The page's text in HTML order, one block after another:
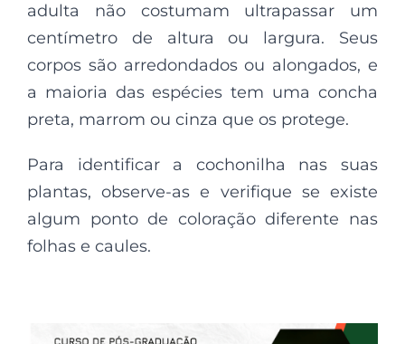
adulta não costumam ultrapassar um
centímetro de altura ou largura. Seus
corpos são arredondados ou alongados, e
a maioria das espécies tem uma concha
preta, marrom ou cinza que os protege.
Para identificar a cochonilha nas suas
plantas, observe-as e verifique se existe
algum ponto de coloração diferente nas
folhas e caules.